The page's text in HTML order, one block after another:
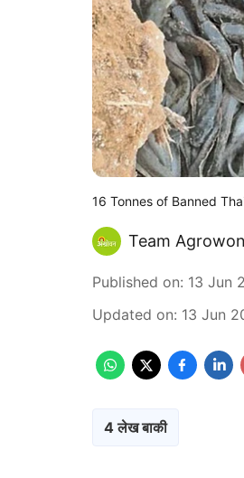
16 Tonnes of Banned
Team Agrowon
Published on: 13 Jun
Updated on: 13 Jun
4 लेख बाकी